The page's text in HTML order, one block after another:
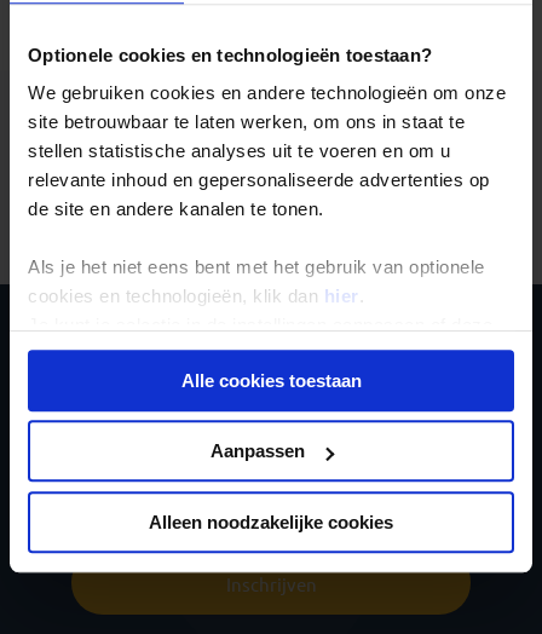
Optionele cookies en technologieën toestaan?
We gebruiken cookies en andere technologieën om onze
site betrouwbaar te laten werken, om ons in staat te
stellen statistische analyses uit te voeren en om u
relevante inhoud en gepersonaliseerde advertenties op
de site en andere kanalen te tonen.
Als je het niet eens bent met het gebruik van optionele
cookies en technologieën, klik dan hier .
onder aan de pagina op elk gewenst moment voor de
toekomst wijzigen.Alle cookies toestaan
Aanpassen
Alleen noodzakelijke cookies
Er is een fout voorgevallen bij het ophalen van de
reizen.
Schrijf je in voor de
nieuwsbrief
Inschrijven